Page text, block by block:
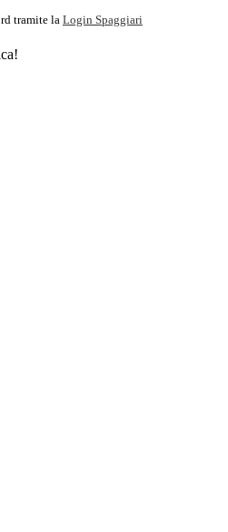
tramite la Login Spaggiari